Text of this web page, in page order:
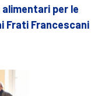
per le
Frati Francescani